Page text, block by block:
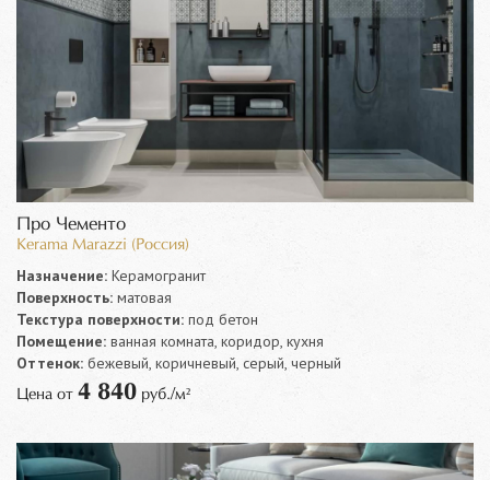
Про Чементо
Kerama Marazzi (Россия)
Назначение: Керамогранит
Поверхность: матовая
Текстура поверхности: под бетон
Помещение: ванная комната, коридор, кухня
Оттенок: бежевый, коричневый, серый, черный
Цена от 4 840 руб./м²